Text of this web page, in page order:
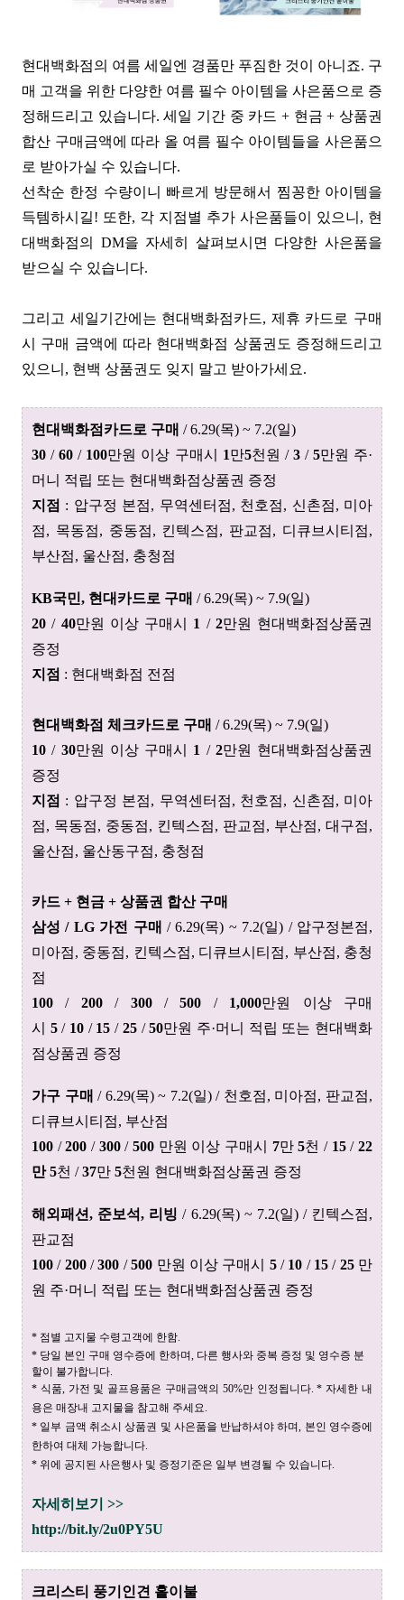
현대백화점의 여름 세일엔 경품만 푸짐한 것이 아니죠. 구
매 고객을 위한 다양한 여름 필수 아이템을 사은품으로 증
정해드리고 있습니다. 세일 기간 중 카드 + 현금 + 상품권
합산 구매금액에 따라 올 여름 필수 아이템들을 사은품으
로 받아가실 수 있습니다.
선착순 한정 수량이니 빠르게 방문해서 찜꽁한 아이템을
득템하시길! 또한, 각 지점별 추가 사은품들이 있으니, 현
대백화점의 DM을 자세히 살펴보시면 다양한 사은품을
받으실 수 있습니다.
그리고 세일기간에는 현대백화점카드, 제휴 카드로 구매
시 구매 금액에 따라 현대백화점 상품권도 증정해드리고
있으니, 현백 상품권도 잊지 말고 받아가세요.
현대백화점카드로 구매 /6.29(목) ~ 7.2(일)
30 /60 / 100만원 이상 구매시 1만5천원 / 3/ 5만원 주·
머니 적립 또는 현대백화점상품권 증정
지점 : 압구정 본점, 무역센터점, 천호점, 신촌점, 미아
점, 목동점, 중동점, 킨텍스점, 판교점, 디큐브시티점,
부산점, 울산점, 충청점
KB국민, 현대카드로 구매 /6.29(목) ~ 7.9(일)
20/40만원 이상 구매시 1 /2만원 현대백화점상품권
증정
지점 : 현대백화점 전점
현대백화점 체크카드로 구매 /6.29(목) ~ 7.9(일)
10/30만원 이상 구매시 1 /2만원 현대백화점상품권
증정
지점 : 압구정 본점, 무역센터점, 천호점, 신촌점, 미아
점, 목동점, 중동점, 킨텍스점, 판교점, 부산점, 대구점,
울산점, 울산동구점, 충청점
카드 + 현금 + 상품권 합산 구매
삼성 / LG 가전 구매 /6.29(목) ~ 7.2(일) / 압구정본점,
미아점, 중동점, 킨텍스점, 디큐브시티점, 부산점, 충청
점
100 /200/ 300/500 /1,000만원 이상 구매
시 5/10 /15/25 /50만원 주·머니 적립 또는 현대백화
점상품권 증정
가구 구매/ 6.29(목) ~ 7.2(일) / 천호점, 미아점, 판교점,
디큐브시티점, 부산점
100 /200 / 300/500 만원 이상 구매시 7만5천 /15/22
만5천 / 37만 5천 원 현대백화점상품권 증정
해외패션, 준보석, 리빙/ 6.29(목) ~ 7.2(일) / 킨텍스점,
판교점
100 /200/300 /500 만원 이상 구매시 5 /10 /15/25 만
원 주·머니 적립 또는 현대백화점상품권 증정
* 점별 고지물 수령고객에 한함.
* 당일 본인 구매 영수증에 한하며, 다른 행사와 중복 증정 및 영수증 분
할이 불가합니다.
* 식품, 가전 및 골프용품은 구매금액의 50%만 인정됩니다. * 자세한 내
용은 매장내 고지물을 참고해 주세요.
* 일부 금액 취소시 상품권 및 사은품을 반납하셔야 하며, 본인 영수증에
한하여 대체 가능합니다.
* 위에 공지된 사은행사 및 증정기준은 일부 변경될 수 있습니다.
자세히보기 >>
http://bit.ly/2u0PY5U
크리스티 풍기인견 홑이불